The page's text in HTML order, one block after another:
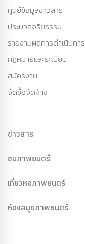
ศูนย์ข้อมูลข่าวสาร
ประมวลจริยธรรม
รายงานผลการดำเนินการ
กฏหมายและระเบียบ
สมัครงาน
จัดซื้อจัดจ้าง
ข่าวสาร
ชมภาพยนตร์
เที่ยวหอภาพยนตร์
ห้องสมุดภาพยนตร์